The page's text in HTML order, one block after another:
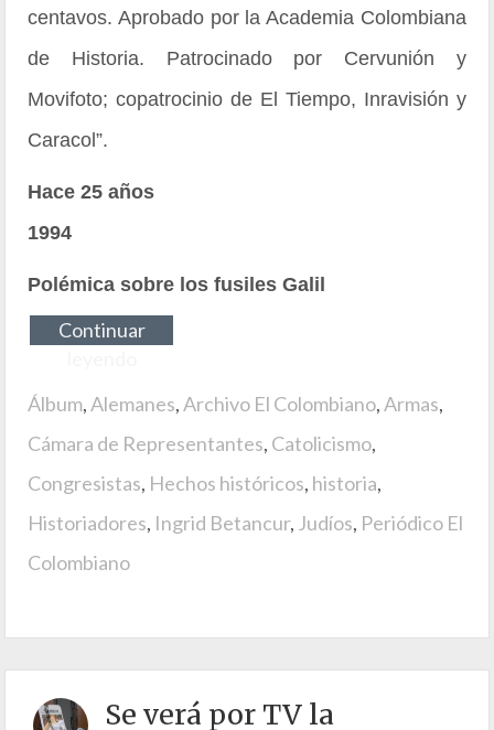
centavos. Aprobado por la Academia Colombiana
de Historia. Patrocinado por Cervunión y
Movifoto; copatrocinio de El Tiempo, Inravisión y
Caracol”.
Hace 25 años
1994
Polémica sobre los fusiles Galil
Continuar
Álbum,Alemanes,Archivo El Colombiano,Armas,
Cámara de Representantes, Catolicismo,
Congresistas, Hechos históricos, historia,
Historiadores, Ingrid Betancur, Judíos, Periódico El
Colombiano
Se verá por TV la